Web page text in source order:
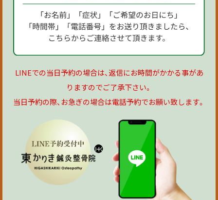
LINEでの当日予約の場合は、返信にお時間がかかる事があ
りますのでご了承下さい。
当日予約の際、お急ぎの場合は電話予約でお願い致します。